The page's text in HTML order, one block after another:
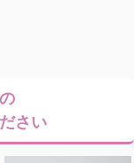
さい